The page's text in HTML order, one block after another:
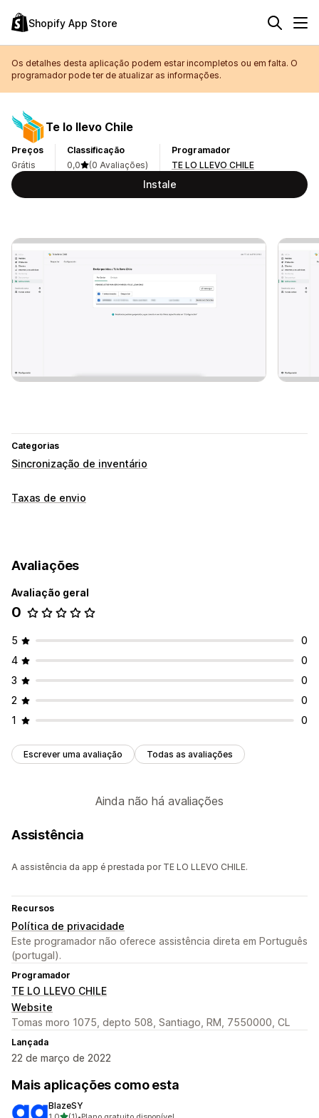
Shopify App Store
Os detalhes desta aplicação podem estar incompletos ou em falta. O
programador pode ter de atualizar as informações.
Te lo llevo Chile
Preços
Grátis
Classificação
0,0
(0 Avaliações)
Programador
TE LO LLEVO CHILE
Instale
Categorias
Sincronização de inventário
Taxas de envio
Avaliações
Avaliação geral
0
5
0
4
0
3
0
2
0
1
0
Escrever uma avaliação Todas as avaliações
Ainda não há avaliações
Assistência
A assistência da app é prestada por TE LO LLEVO CHILE.
Recursos
Política de privacidade
Este programador não oferece assistência direta em Português
(portugal).
Programador
TE LO LLEVO CHILE
Website
Tomas moro 1075, depto 508, Santiago, RM, 7550000, CL
Lançada
22 de março de 2022
Mais aplicações como esta
BlazeSY